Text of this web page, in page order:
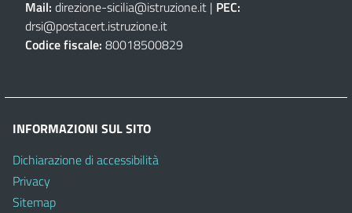
Mail: direzione-sicilia@istruzione.it | PEC:
drsi@postacert.istruzione.it
Codice fiscale: 80018500829
INFORMAZIONI SUL SITO
Dichiarazione di accessibilità
Privacy
Sitemap